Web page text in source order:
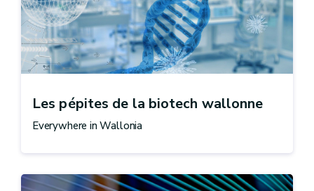
Les pépites de la biotech wallonne
Everywhere in Wallonia